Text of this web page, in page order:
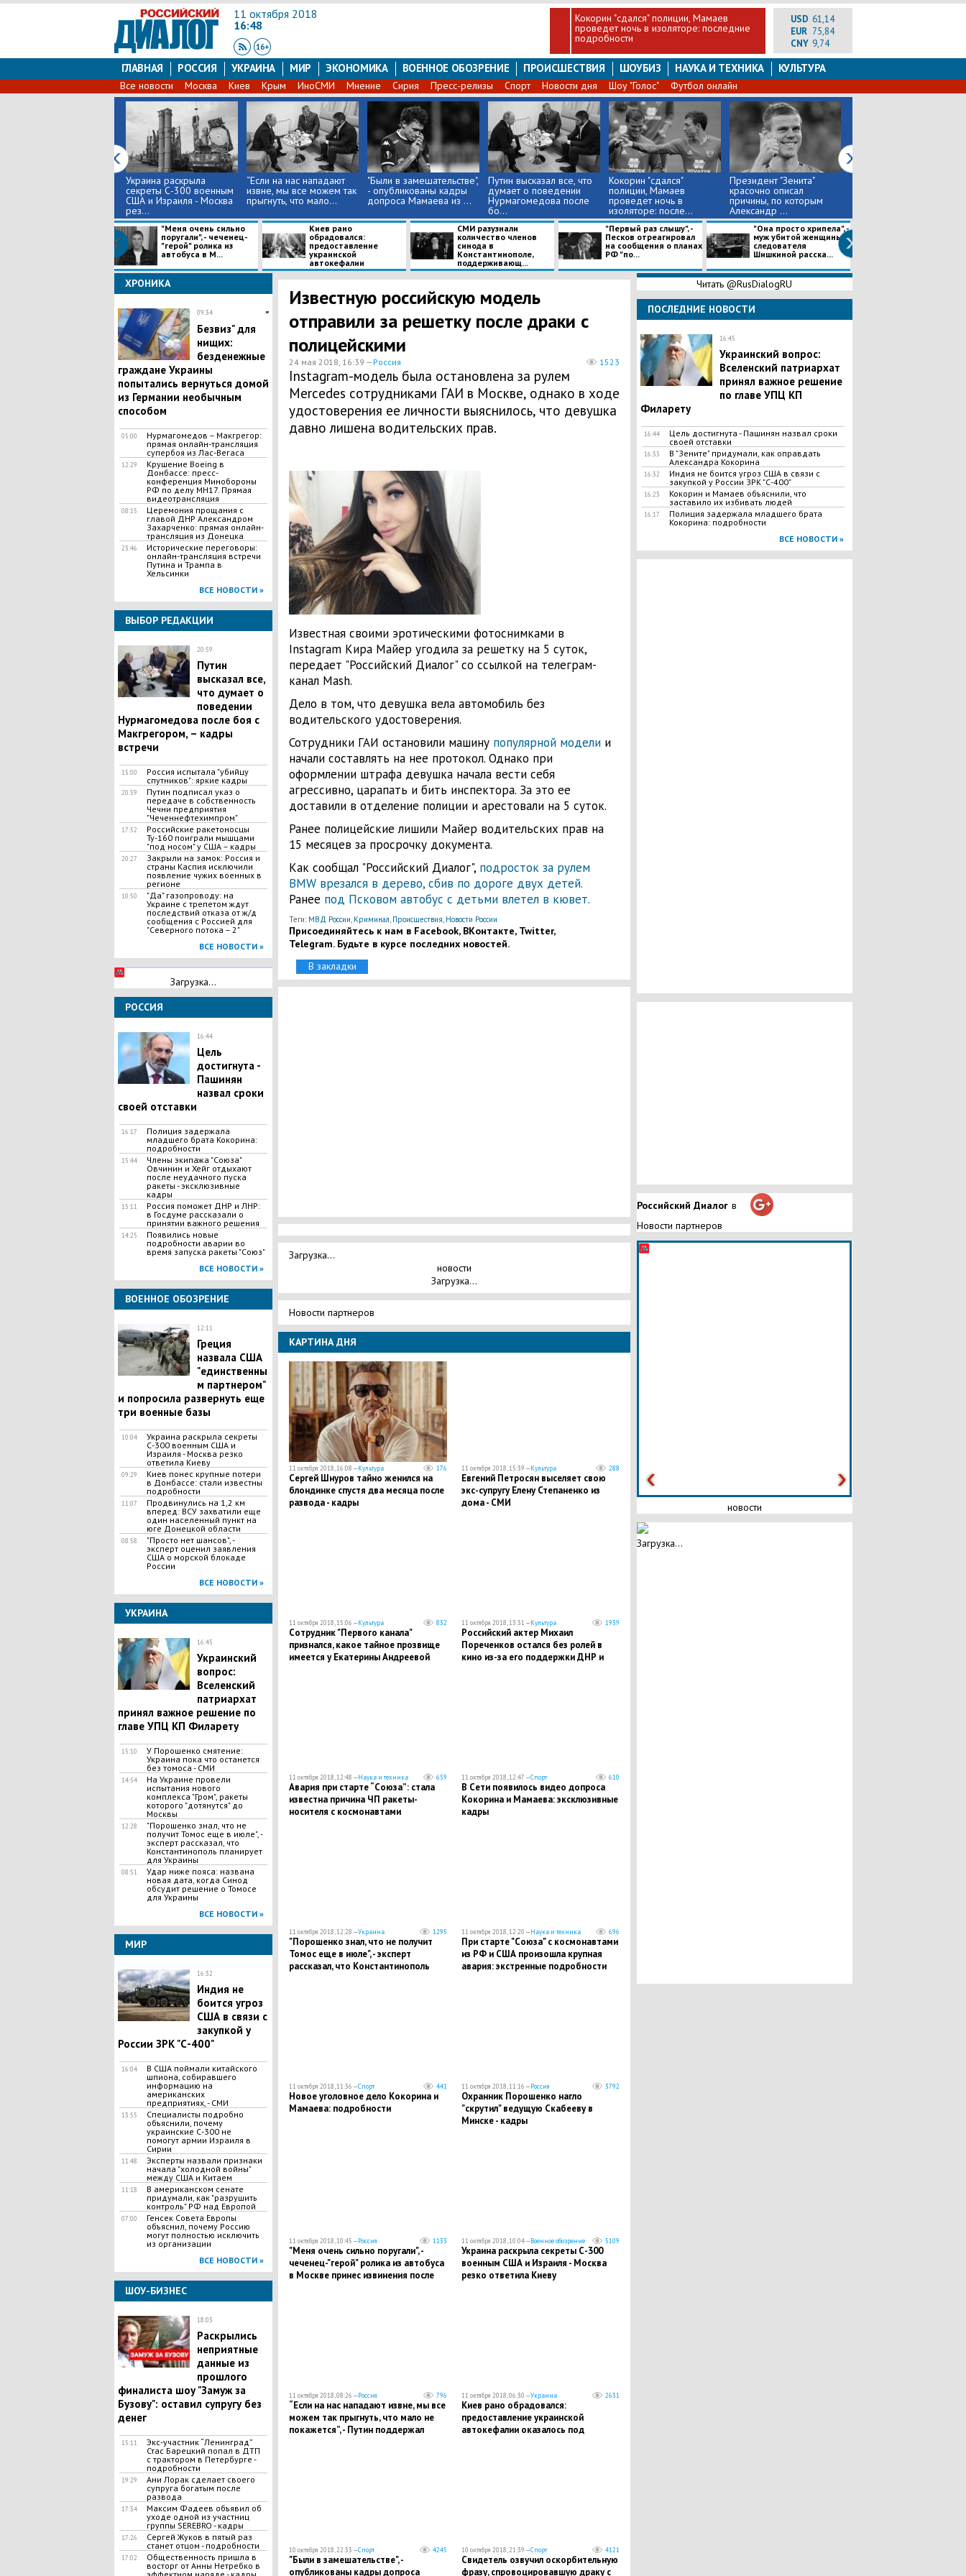
11 октября 2018
16:48
Кокорин "сдался" полиции, Мамаев
проведет ночь в изоляторе: последние
подробности
USD 61,14
EUR 75,84
CNY 9,74
ГЛАВНАЯ РОССИЯ УКРАИНА МИР ЭКОНОМИКА ВОЕННОЕ ОБОЗРЕНИЕ ПРОИСШЕСТВИЯ ШОУБИЗ НАУКА И ТЕХНИКА КУЛЬТУРА
Все новости Москва Киев Крым ИноСМИ Мнение Сирия Пресс-релизы Спорт Новости дня Шоу "Голос" Футбол онлайн
Украина раскрыла
секреты С-300 военным
США и Израиля - Москва
рез...
​“Если на нас нападают
извне, мы все можем так
прыгнуть, что мало...
"Были в замешательстве",
- опубликованы кадры
допроса Мамаева из ...
Путин высказал все, что
думает о поведении
Нурмагомедова после
бо...
Кокорин "сдался"
полиции, Мамаев
проведет ночь в
изоляторе: после...
Президент "Зенита"
красочно описал
причины, по которым
Александр ...
"Меня очень сильно
поругали", - чеченец-
"герой" ролика из
автобуса в М...
Киев рано
обрадовался:
предоставление
украинской
автокефалии
оказалось...
СМИ разузнали
количество членов
синода в
Константинополе,
поддерживающ...
"Первый раз слышу", -
Песков отреагировал
на сообщения о планах
РФ "по...
"Она просто хрипела", -
муж убитой женщины-
следователя
Шишкиной расска...
ХРОНИКА
09:34
"
Безвиз" для
нищих:
безденежные
граждане Украины
попытались вернуться домой
из Германии необычным
способом
05:00
Нурмагомедов – Макгрегор:
прямая онлайн-трансляция
супербоя из Лас-Вегаса
12:29
Крушение Boeing в
Донбассе: пресс-
конференция Минобороны
РФ по делу МН17. Прямая
видеотрансляция
08:15
Церемония прощания с
главой ДНР Александром
Захарченко: прямая онлайн-
трансляция из Донецка
23:46
Исторические переговоры:
онлайн-трансляция встречи
Путина и Трампа в
Хельсинки
ВСЕ НОВОСТИ »
ВЫБОР РЕДАКЦИИ
20:59
Путин
высказал все,
что думает о
поведении
Нурмагомедова после боя с
Макгрегором, – кадры
встречи
15:00
Россия испытала "убийцу
спутников": яркие кадры
20:59
Путин подписал указ о
передаче в собственность
Чечни предприятия
"Чеченнефтехимпром"
17:52
Российские ракетоносцы
Ту-160 поиграли мышцами
"под носом" у США – кадры
20:27
Закрыли на замок: Россия и
страны Каспия исключили
появление чужих военных в
регионе
10:50
"Да" газопроводу: на
Украине с трепетом ждут
последствий отказа от ж/д
сообщения с Россией для
"Северного потока – 2"
ВСЕ НОВОСТИ »
Загрузка...
РОССИЯ
16:44
​Цель
достигнута -
Пашинян
назвал сроки
своей отставки
16:17
Полиция задержала
младшего брата Кокорина:
подробности
15:44
Члены экипажа "Союза"
Овчинин и Хейг отдыхают
после неудачного пуска
ракеты - эксклюзивные
кадры
15:11
Россия поможет ДНР и ЛНР:
в Госдуме рассказали о
принятии важного решения
14:25
Появились новые
подробности аварии во
время запуска ракеты "Союз"
ВСЕ НОВОСТИ »
ВОЕННОЕ ОБОЗРЕНИЕ
12:11
Греция
назвала США
"единственны
м партнером"
и попросила развернуть еще
три военные базы
10:04
Украина раскрыла секреты
С-300 военным США и
Израиля - Москва резко
ответила Киеву
09:29
Киев понес крупные потери
в Донбассе: стали известны
подробности
11:07
Продвинулись на 1,2 км
вперед: ВСУ захватили еще
один населенный пункт на
юге Донецкой области
08:58
"Просто нет шансов", -
эксперт оценил заявления
США о морской блокаде
России
ВСЕ НОВОСТИ »
УКРАИНА
16:45
Украинский
вопрос:
Вселенский
патриархат
принял важное решение по
главе УПЦ КП Филарету
15:10
У Порошенко смятение:
Украина пока что останется
без томоса - СМИ
14:54
На Украине провели
испытания нового
комплекса "Гром", ракеты
которого "дотянутся" до
Москвы
12:28
"Порошенко знал, что не
получит Томос еще в июле", -
эксперт рассказал, что
Константинополь планирует
для Украины
08:51
Удар ниже пояса: названа
новая дата, когда Синод
обсудит решение о Томосе
для Украины
ВСЕ НОВОСТИ »
МИР
16:32
Индия не
боится угроз
США в связи с
закупкой у
России ЗРК "С-400"
16:04
​В США поймали китайского
шпиона, собиравшего
информацию на
американских
предприятиях, - СМИ
13:55
Специалисты подробно
объяснили, почему
украинские С-300 не
помогут армии Израиля в
Сирии
11:48
Эксперты назвали признаки
начала "холодной войны"
между США и Китаем
11:18
В американском сенате
придумали, как "разрушить
контроль" РФ над Европой
07:00
Генсек Совета Европы
объяснил, почему Россию
могут полностью исключить
из организации
ВСЕ НОВОСТИ »
ШОУ-БИЗНЕС
18:03
Раскрылись
неприятные
данные из
прошлого
финалиста шоу "Замуж за
Бузову": оставил супругу без
денег
15:11
​Экс-участник “Ленинград”
Стас Барецкий попал в ДТП
с трактором в Петербурге -
подробности
19:29
​Ани Лорак сделает своего
супруга богатым после
развода
17:34
Максим Фадеев объявил об
уходе одной из участниц
группы SEREBRO - кадры
17:26
Сергей Жуков в пятый раз
станет отцом - подробности
17:02
Общественность пришла в
восторг от Анны Нетребко в
Известную российскую модель
отправили за решетку после драки с
полицейскими
24 мая 2018, 16:39 —Россия 1523
Instagram-модель была остановлена за рулем
Mercedes сотрудниками ГАИ в Москве, однако в ходе
удостоверения ее личности выяснилось, что девушка
давно лишена водительских прав.
Известная своими эротическими фотоснимками в
Instagram Кира Майер угодила за решетку на 5 суток,
передает "Российский Диалог" со ссылкой на телеграм-
канал Mash.
Дело в том, что девушка вела автомобиль без
водительского удостоверения.
Сотрудники ГАИ остановили машину популярной моделии
начали составлять на нее протокол. Однако при
оформлении штрафа девушка начала вести себя
агрессивно, царапать и бить инспектора. За это ее
доставили в отделение полиции и арестовали на 5 суток.
Ранее полицейские лишили Майер водительских прав на
15 месяцев за просрочку документа.
Как сообщал "Российский Диалог", подросток за рулем
BMW врезался в дерево, сбив по дороге двух детей.
Ранее под Псковом автобус с детьми влетел в кювет.
Теги: МВД России, Криминал, Происшествия, Новости России
Присоединяйтесь к нам в Facebook, ВКонтакте, Twitter,
Telegram. Будьте в курсе последних новостей.
В закладки
Загрузка...
новости
Загрузка...
Новости партнеров
КАРТИНА ДНЯ
11 октября 2018, 16:08 —Культура 176
Сергей Шнуров тайно женился на
блондинке спустя два месяца после
развода - кадры
11 октября 2018, 15:39 —Культура 288
Евгений Петросян выселяет свою
экс-супругу Елену Степаненко из
дома - СМИ
11 октября 2018, 15:06 —Культура 832
Сотрудник "Первого канала"
признался, какое тайное прозвище
имеется у Екатерины Андреевой
11 октября 2018, 13:31 —Культура 1939
Российский актер Михаил
Пореченков остался без ролей в
кино из-за его поддержки ДНР и
11 октября 2018, 12:48 —Наука и техника 659
Авария при старте “Союза”: стала
известна причина ЧП ракеты-
носителя с космонавтами
11 октября 2018, 12:47 —Спорт 610
В Сети появилось видео допроса
Кокорина и Мамаева: эксклюзивные
кадры
11 октября 2018, 12:28 —Украина 1295
"Порошенко знал, что не получит
Томос еще в июле", - эксперт
рассказал, что Константинополь
11 октября 2018, 12:20 —Наука и техника 696
При старте "Союза" с космонавтами
из РФ и США произошла крупная
авария: экстренные подробности
11 октября 2018, 11:36 —Спорт 441
Новое уголовное дело Кокорина и
Мамаева: подробности
11 октября 2018, 11:16 —Россия 3792
Охранник Порошенко нагло
"скрутил" ведущую Скабееву в
Минске - кадры
11 октября 2018, 10:45 —Россия 1133
"Меня очень сильно поругали", -
чеченец-"герой" ролика из автобуса
в Москве принес извинения после
11 октября 2018, 10:04 —Военное обозрение 5109
Украина раскрыла секреты С-300
военным США и Израиля - Москва
резко ответила Киеву
11 октября 2018, 08:26 —Россия 796
​“Если на нас нападают извне, мы все
можем так прыгнуть, что мало не
покажется”, - Путин поддержал
11 октября 2018, 06:30 —Украина 2631
Киев рано обрадовался:
предоставление украинской
автокефалии оказалось под
10 октября 2018, 22:33 —Спорт 4245
"Были в замешательстве", -
опубликованы кадры допроса
10 октября 2018, 21:39 —Спорт 4121
Свидетель озвучил оскорбительную
фразу, спровоцировавшую драку с
Читать @RusDialogRU
ПОСЛЕДНИЕ НОВОСТИ
16:45
Украинский вопрос:
Вселенский патриархат
принял важное решение
по главе УПЦ КП
Филарету
16:44
​Цель достигнута - Пашинян назвал сроки
своей отставки
16:33
В "Зените" придумали, как оправдать
Александра Кокорина
16:32
Индия не боится угроз США в связи с
закупкой у России ЗРК "С-400"
16:23
Кокорин и Мамаев объяснили, что
заставило их избивать людей
16:17
Полиция задержала младшего брата
Кокорина: подробности
ВСЕ НОВОСТИ »
Российский Диалог в
Новости партнеров
новости
Загрузка...